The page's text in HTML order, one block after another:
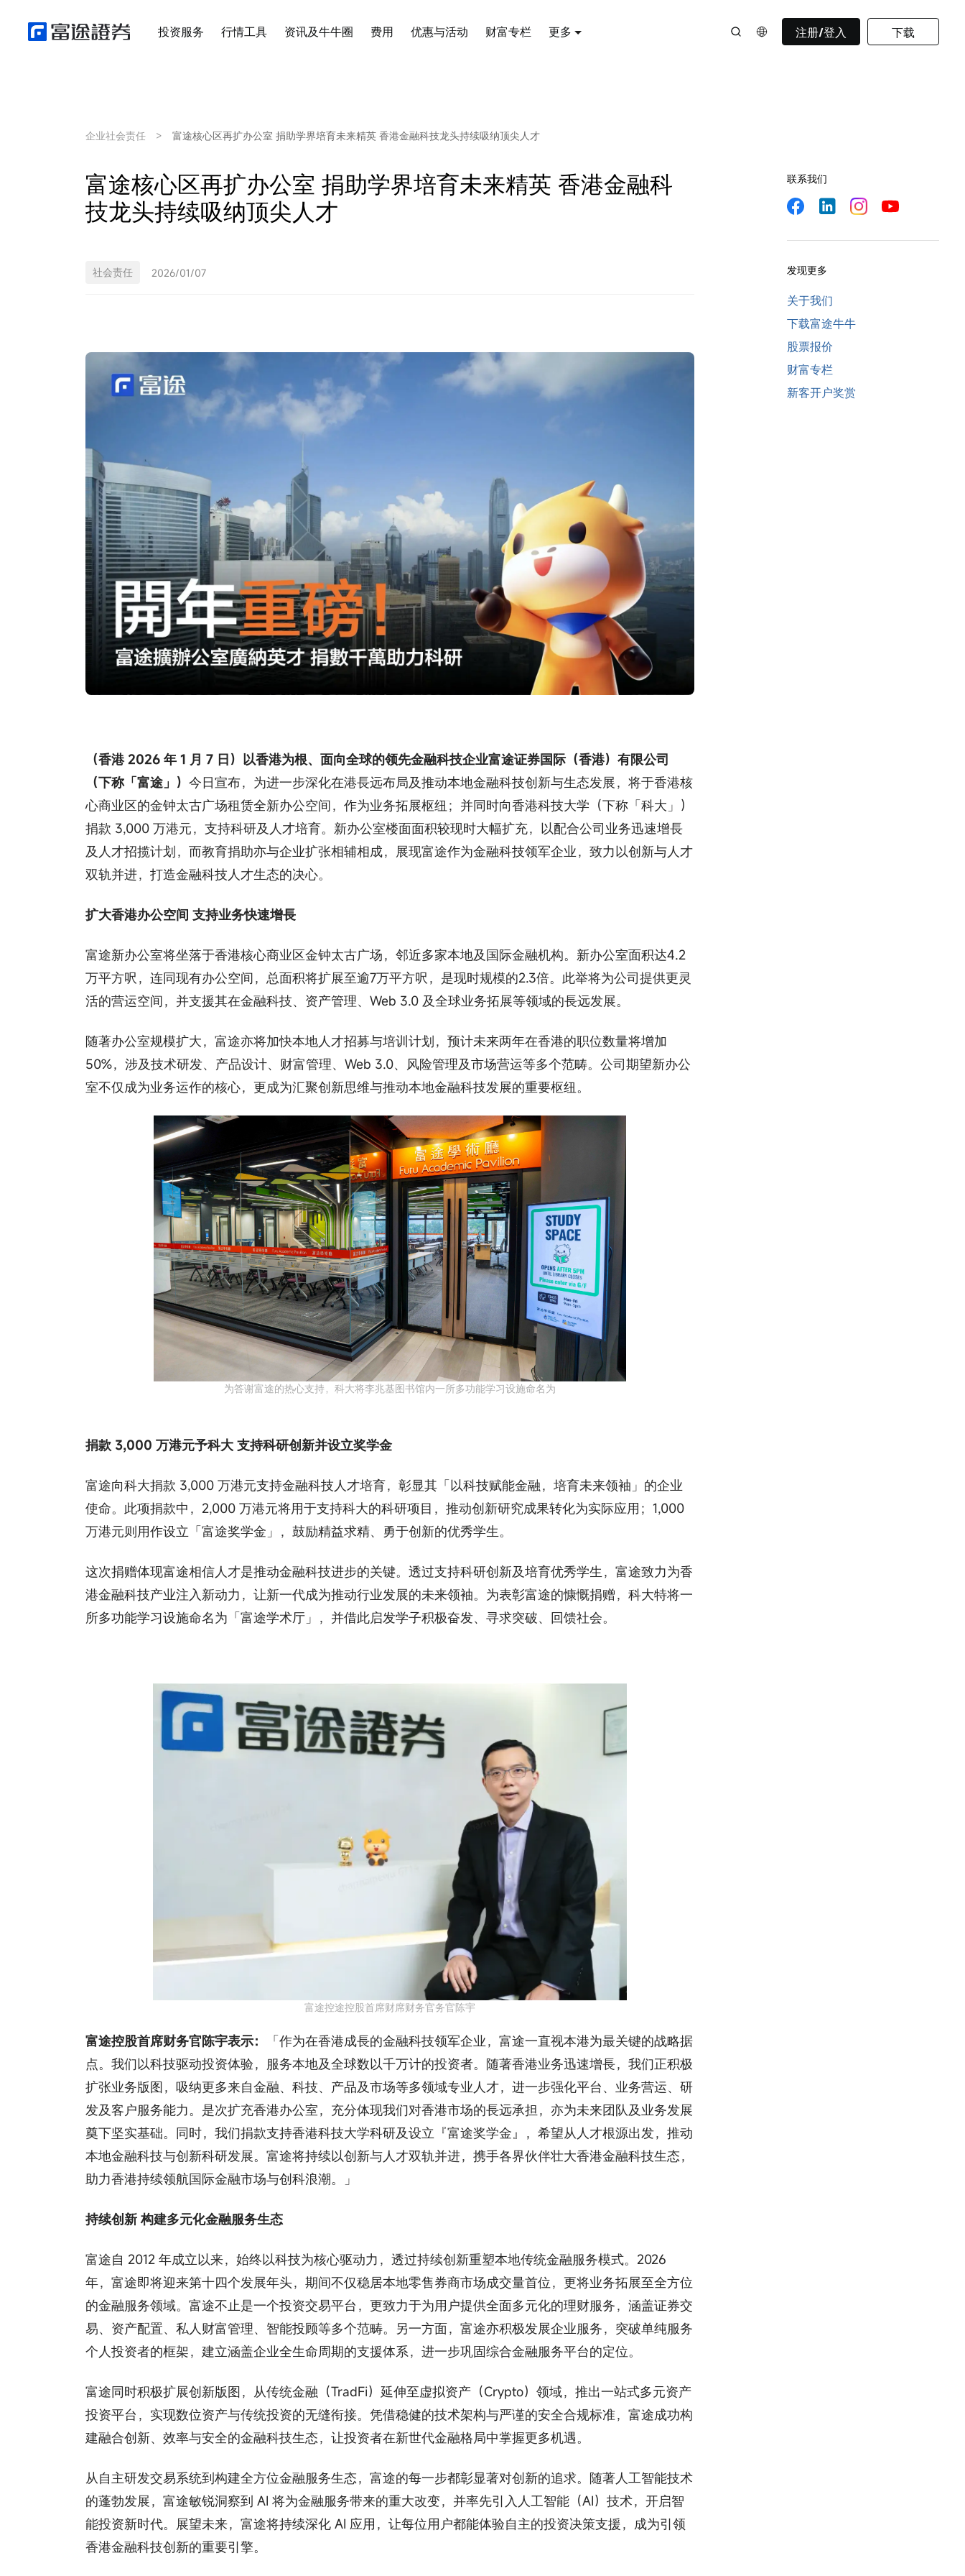
投资服务 行情工具 资讯及牛牛圈 费用 优惠与活动 财富专栏 更多 注册/登入 下载
联系我们
发现更多
关于我们
下载富途牛牛
股票报价
财富专栏
新客开户奖赏
企业社会责任 > 富途核⼼区再扩办公室 捐助学界培育未来精英 ⾹港金融科技龙头持续吸纳顶尖⼈才
富途核⼼区再扩办公室 捐助学界培育未来精英 ⾹港金融科
技龙头持续吸纳顶尖⼈才
社会责任 2026/01/07
（香港 2026 年 1 月 7 日）以香港为根、面向全球的领先金融科技企业富途证券国际（香港）有限公司
（下称「富途」） 今日宣布，为进一步深化在港⻑远布局及推动本地金融科技创新与生态发展，将于香港核
心商业区的金钟太古广场租赁全新办公空间，作为业务拓展枢纽；并同时向香港科技大学（下称「科大」）
捐款 3,000 万港元，支持科研及人才培育。新办公室楼面面积较现时大幅扩充，以配合公司业务迅速增⻑
及人才招揽计划，而教育捐助亦与企业扩张相辅相成，展现富途作为金融科技领军企业，致力以创新与人才
双轨并进，打造金融科技人才生态的决心。
扩大香港办公空间 支持业务快速增長
富途新办公室将坐落于香港核心商业区金钟太古广场，邻近多家本地及国际金融机构。新办公室面积达4.2
万平方呎，连同现有办公空间，总面积将扩展至逾7万平方呎，是现时规模的2.3倍。此举将为公司提供更灵
活的营运空间，并支援其在金融科技、资产管理、Web 3.0 及全球业务拓展等领域的⻑远发展。
随著办公室规模扩大，富途亦将加快本地人才招募与培训计划，预计未来两年在香港的职位数量将增加
50%，涉及技术研发、产品设计、财富管理、Web 3.0、风险管理及市场营运等多个范畴。公司期望新办公
室不仅成为业务运作的核心，更成为汇聚创新思维与推动本地金融科技发展的重要枢纽。
为答谢富途的热心支持，科大将李兆基图书馆内一所多功能学习设施命名为
捐款 3,000 万港元予科大 支持科研创新并设立奖学金
富途向科大捐款 3,000 万港元支持金融科技人才培育，彰显其「以科技赋能金融，培育未来领袖」的企业
使命。此项捐款中，2,000 万港元将用于支持科大的科研项目，推动创新研究成果转化为实际应用；1,000
万港元则用作设立「富途奖学金」，鼓励精益求精、勇于创新的优秀学生。
这次捐赠体现富途相信人才是推动金融科技进步的关键。透过支持科研创新及培育优秀学生，富途致力为香
港金融科技产业注入新动力，让新一代成为推动行业发展的未来领袖。为表彰富途的慷慨捐赠，科大特将一
所多功能学习设施命名为「富途学术厅」，并借此启发学子积极奋发、寻求突破、回馈社会。
富途控途控股首席财席财务官务官陈宇
富途控股首席财务官陈宇表示：
「作为在香港成⻑的金融科技领军企业，富途一直视本港为最关键的战略据
点。我们以科技驱动投资体验，服务本地及全球数以千万计的投资者。随著香港业务迅速增⻑，我们正积极
扩张业务版图，吸纳更多来自金融、科技、产品及市场等多领域专业人才，进一步强化平台、业务营运、研
发及客户服务能力。是次扩充香港办公室，充分体现我们对香港市场的⻑远承担，亦为未来团队及业务发展
奠下坚实基础。同时，我们捐款支持香港科技大学科研及设立『富途奖学金』，希望从人才根源出发，推动
本地金融科技与创新科研发展。富途将持续以创新与人才双轨并进，携手各界伙伴壮大香港金融科技生态，
助力香港持续领航国际金融市场与创科浪潮。」
持续创新 构建多元化金融服务生态
富途自 2012 年成立以来，始终以科技为核心驱动力，透过持续创新重塑本地传统金融服务模式。2026
年，富途即将迎来第十四个发展年头，期间不仅稳居本地零售券商市场成交量首位，更将业务拓展至全方位
的金融服务领域。富途不止是一个投资交易平台，更致力于为用户提供全面多元化的理财服务，涵盖证券交
易、资产配置、私人财富管理、智能投顾等多个范畴。另一方面，富途亦积极发展企业服务，突破单纯服务
个人投资者的框架，建立涵盖企业全生命周期的支援体系，进一步巩固综合金融服务平台的定位。
富途同时积极扩展创新版图，从传统金融（TradFi）延伸至虚拟资产（Crypto）领域，推出一站式多元资产
投资平台，实现数位资产与传统投资的无缝衔接。凭借稳健的技术架构与严谨的安全合规标准，富途成功构
建融合创新、效率与安全的金融科技生态，让投资者在新世代金融格局中掌握更多机遇。
从自主研发交易系统到构建全方位金融服务生态，富途的每一步都彰显著对创新的追求。随著人工智能技术
的蓬勃发展，富途敏锐洞察到 AI 将为金融服务带来的重大改变，并率先引入人工智能（AI）技术，开启智
能投资新时代。展望未来，富途将持续深化 AI 应用，让每位用户都能体验自主的投资决策支援，成为引领
香港金融科技创新的重要引擎。